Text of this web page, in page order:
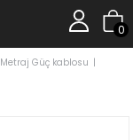
0
Metraj Güç kablosu